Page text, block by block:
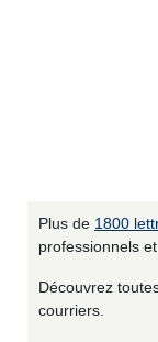
Plus de 1800
professionnels
Découvrez
courriers.